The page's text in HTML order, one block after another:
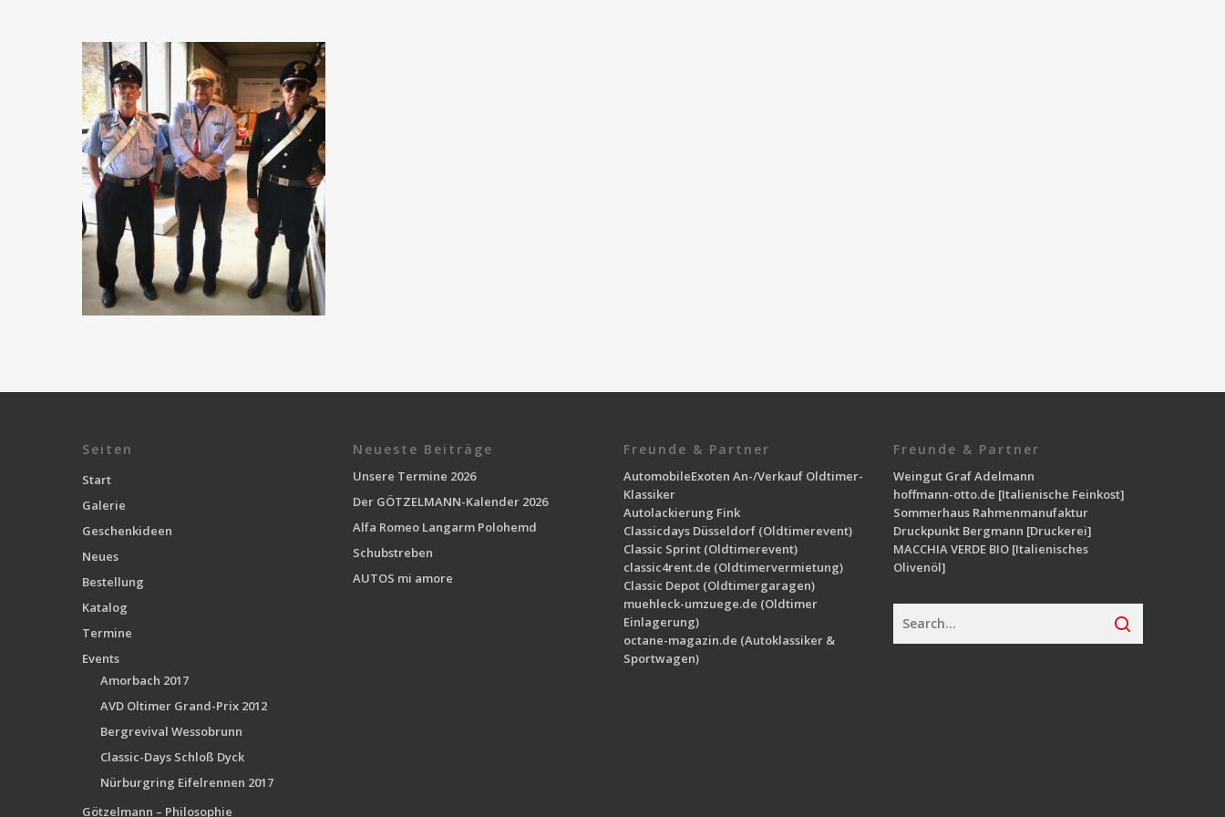
Seiten
Start
Galerie
Geschenkideen
Neues
Bestellung
Katalog
Termine
Events
Amorbach 2017
AVD Oltimer Grand-Prix 2012
Bergrevival Wessobrunn
Classic-Days Schloß Dyck
Nürburgring Eifelrennen 2017
Götzelmann – Philosophie
Neueste Beiträge
Unsere Termine 2026
Der GÖTZELMANN-Kalender 2026
Alfa Romeo Langarm Polohemd
Schubstreben
AUTOS mi amore
Freunde & Partner
AutomobileExoten An-/Verkauf Oldtimer-
Klassiker
Autolackierung Fink
Classicdays Düsseldorf(Oldtimerevent)
Classic Sprint(Oldtimerevent)
classic4rent.de (Oldtimervermietung)
Classic Depot(Oldtimergaragen)
muehleck-umzuege.de (Oldtimer
Einlagerung)
octane-magazin.de (Autoklassiker &
Sportwagen)
Freunde & Partner
Weingut Graf Adelmann
hoffmann-otto.de [Italienische Feinkost]
Sommerhaus Rahmenmanufaktur
Druckpunkt Bergmann [Druckerei]
MACCHIA VERDE BIO [Italienisches
Olivenöl]